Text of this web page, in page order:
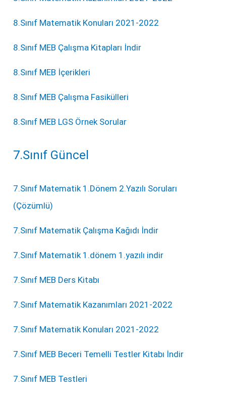
8.Sınıf Matematik Konuları 2021-2022
8.Sınıf MEB Çalışma Kitapları İndir
8.Sınıf MEB İçerikleri
8.Sınıf MEB Çalışma Fasikülleri
8.Sınıf MEB LGS Örnek Sorular
7.Sınıf Güncel
7.Sınıf Matematik 1.Dönem 2.Yazılı Soruları
(Çözümlü)
7.Sınıf Matematik Çalışma Kağıdı İndir
7.Sınıf Matematik 1.dönem 1.yazılı indir
7.Sınıf MEB Ders Kitabı
7.Sınıf Matematik Kazanımları 2021-2022
7.Sınıf Matematik Konuları 2021-2022
7.Sınıf MEB Beceri Temelli Testler Kitabı İndir
7.Sınıf MEB Testleri